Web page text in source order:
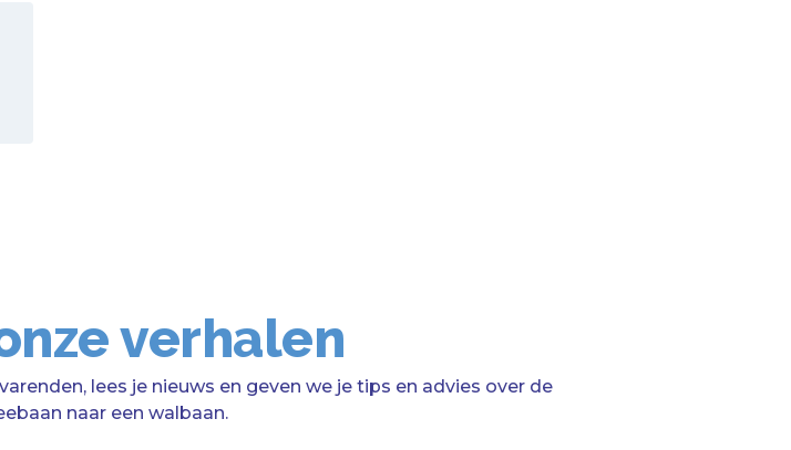
verhalen
lees je nieuws en geven we je tips en advies over de
naar een walbaan.